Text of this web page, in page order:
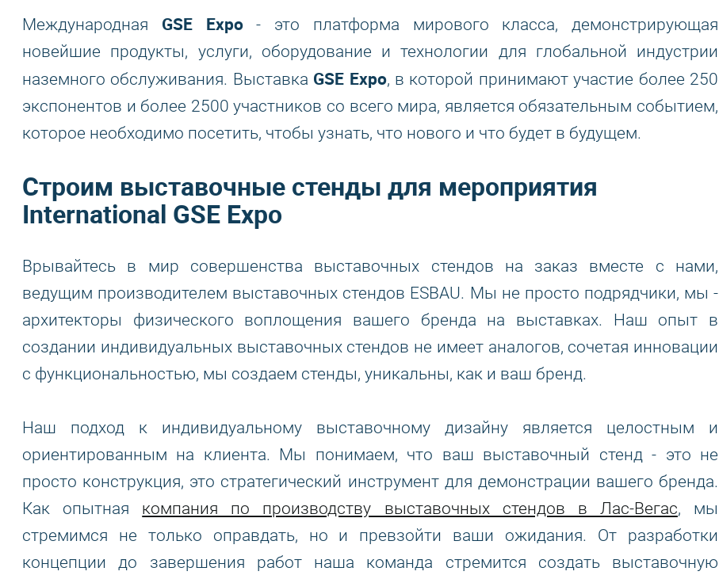
Международная GSE Expo- это платформа мирового класса, демонстрирующая
новейшие продукты, услуги, оборудование и технологии для глобальной индустрии
наземного обслуживания. Выставка GSE Expo, в которой принимают участие более 250
экспонентов и более 2500 участников со всего мира, является обязательным событием,
которое необходимо посетить, чтобы узнать, что нового и что будет в будущем.
Строим выставочные стенды для мероприятия
International GSE Expo
Врывайтесь в мир совершенства выставочных стендов на заказ вместе с нами,
ведущим производителем выставочных стендов ESBAU. Мы не просто подрядчики, мы -
архитекторы физического воплощения вашего бренда на выставках. Наш опыт в
создании индивидуальных выставочных стендов не имеет аналогов, сочетая инновации
с функциональностью, мы создаем стенды, уникальны, как и ваш бренд.
Наш подход к индивидуальному выставочному дизайну является целостным и
ориентированным на клиента. Мы понимаем, что ваш выставочный стенд - это не
просто конструкция, это стратегический инструмент для демонстрации вашего бренда.
Как опытная компания по производству выставочных стендов в Лас-Вегас, мы
стремимся не только оправдать, но и превзойти ваши ожидания. От разработки
концепции до завершения работ наша команда стремится создать выставочную